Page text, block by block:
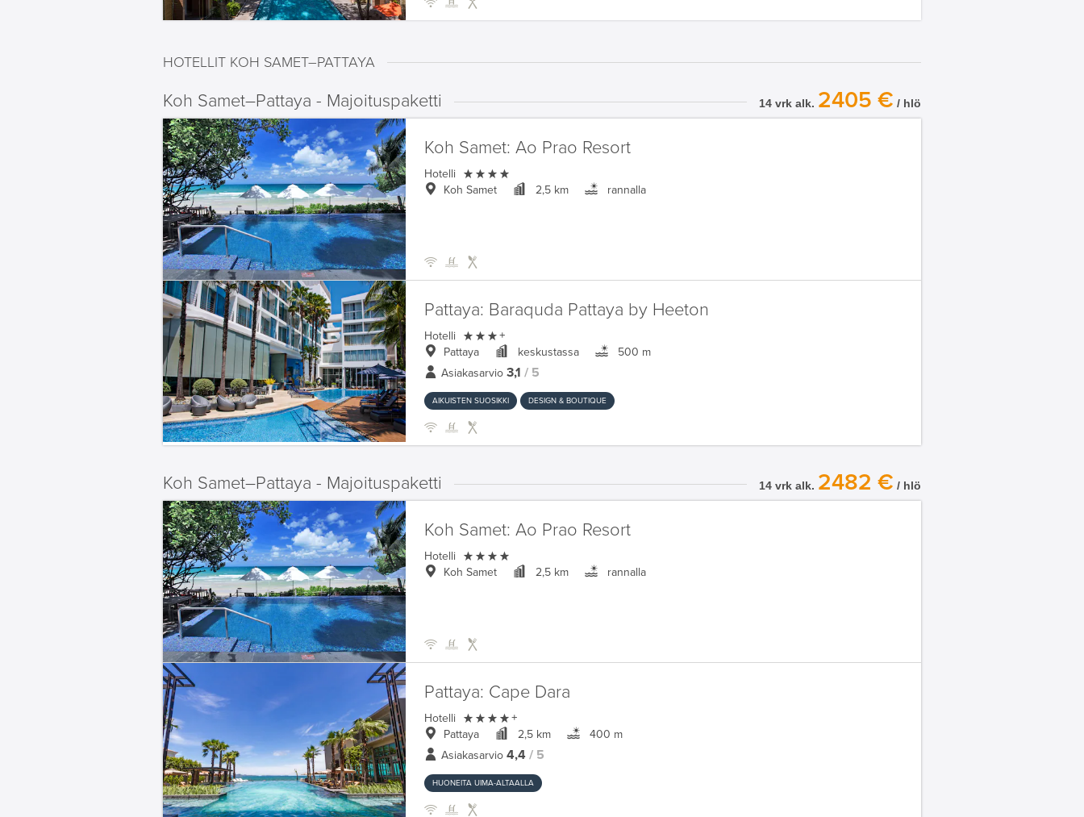
HOTELLIT KOH SAMET–PATTAYA
Koh Samet–Pattaya - Majoituspaketti 14 vrk alk. 2405 € / hlö
Koh Samet: Ao Prao Resort
Hotelli 
Koh Samet 2,5 km rannalla
Pattaya: Baraquda Pattaya by Heeton
Hotelli  +
Pattaya keskustassa
500 m
Asiakasarvio 3,1/ 5
AIKUISTEN SUOSIKKI DESIGN & BOUTIQUE
Koh Samet–Pattaya - Majoituspaketti 14 vrk alk. 2482 € / hlö
Koh Samet: Ao Prao Resort
Hotelli 
Koh Samet 2,5 km rannalla
Pattaya: Cape Dara
Hotelli  +
Pattaya 2,5 km
400 m
Asiakasarvio 4,4/ 5
HUONEITA UIMA-ALTAALLA